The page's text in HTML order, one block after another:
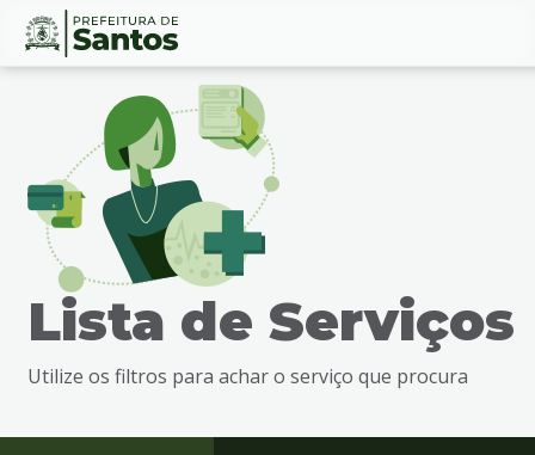
Ir
busca
Ir
Conteúdo
Lista de Serviços
Utilize os filtros para achar o serviço que procura